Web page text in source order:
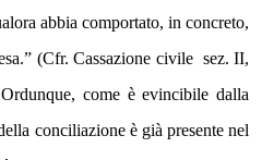
abbia comportato, in concreto,
(Cfr. Cassazione civile  sez. II,
come è evincibile dalla
conciliazione è già presente nel